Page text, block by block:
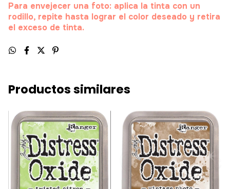
Para envejecer una foto: aplica la tinta con un
rodillo, repite hasta lograr el color deseado y retira
el exceso de tinta.
Productos similares